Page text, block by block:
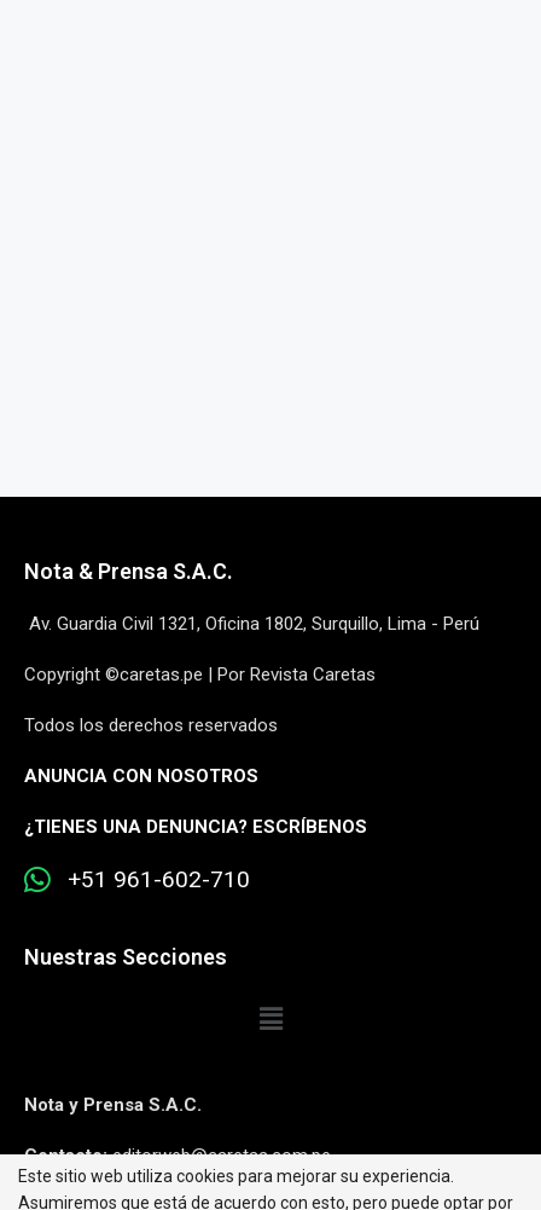
Nota & Prensa S.A.C.
Av. Guardia Civil 1321, Oficina 1802, Surquillo, Lima - Perú
Copyright ©caretas.pe | Por Revista Caretas
Todos los derechos reservados
ANUNCIA CON NOSOTROS
¿TIENES UNA DENUNCIA? ESCRÍBENOS
+51 961-602-710
Nuestras Secciones
Nota y Prensa S.A.C.
Contacto:editorweb@caretas.com.pe
Este sitio web utiliza cookies para mejorar su experiencia.
Asumiremos que está de acuerdo con esto, pero puede optar por